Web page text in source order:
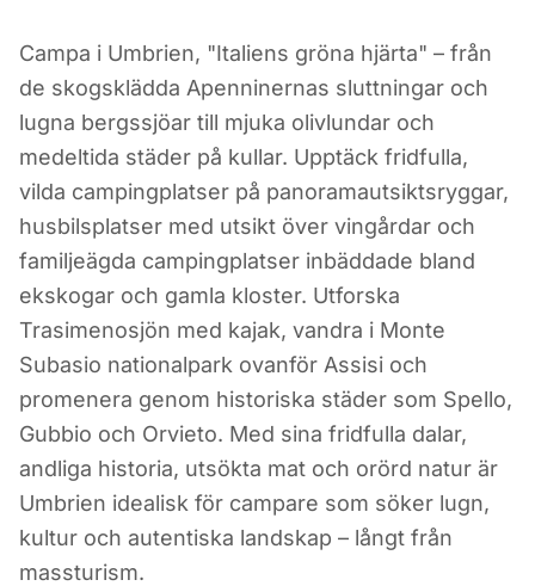
CAMPING I ITALIEN
Camping i Umbrien
Italien
Campa i Umbrien, "Italiens gröna hjärta" – från
de skogsklädda Apenninernas sluttningar och
lugna bergssjöar till mjuka olivlundar och
medeltida städer på kullar. Upptäck fridfulla,
vilda campingplatser på panoramautsiktsryggar,
husbilsplatser med utsikt över vingårdar och
familjeägda campingplatser inbäddade bland
ekskogar och gamla kloster. Utforska
Trasimenosjön med kajak, vandra i Monte
Subasio nationalpark ovanför Assisi och
promenera genom historiska städer som Spello,
Gubbio och Orvieto. Med sina fridfulla dalar,
andliga historia, utsökta mat och orörd natur är
Umbrien idealisk för campare som söker lugn,
kultur och autentiska landskap – långt från
massturism.